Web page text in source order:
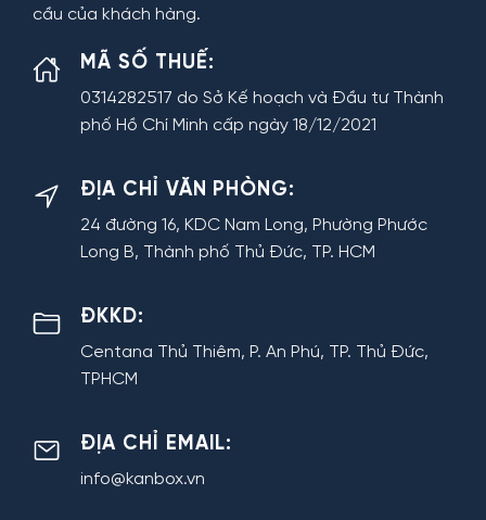
cầu của khách hàng.
MÃ SỐ THUẾ:
0314282517 do Sở Kế hoạch và Đầu tư Thành
phố Hồ Chí Minh cấp ngày 18/12/2021
ĐỊA CHỈ VĂN PHÒNG:
24 đường 16, KDC Nam Long, Phường Phước
Long B, Thành phố Thủ Đức, TP. HCM
ĐKKD:
Centana Thủ Thiêm, P. An Phú, TP. Thủ Đức,
TPHCM
ĐỊA CHỈ EMAIL:
info@kanbox.vn